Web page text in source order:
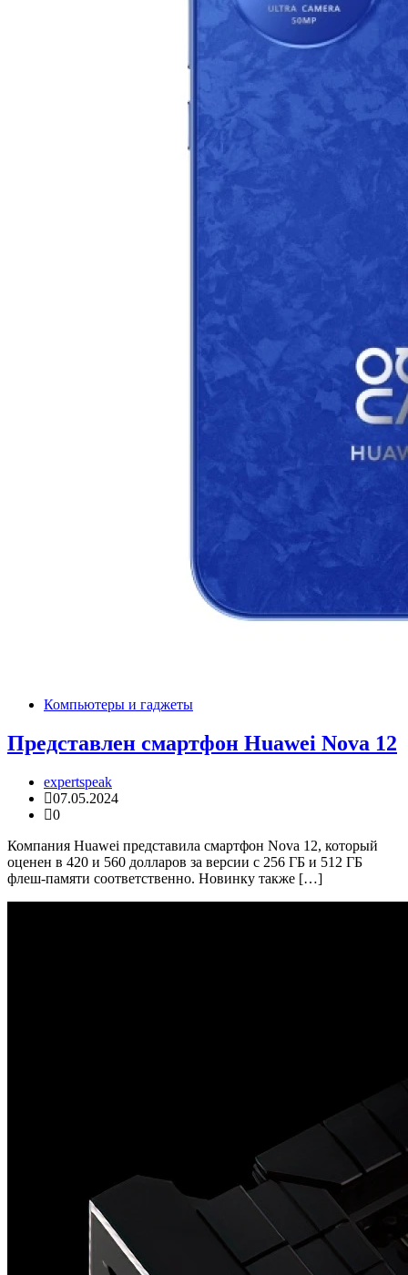
Компьютеры и гаджеты
Представлен смартфон Huawei Nova 12
expertspeak
07.05.2024
0
Компания Huawei представила смартфон Nova 12, который
оценен в 420 и 560 долларов за версии с 256 ГБ и 512 ГБ
флеш-памяти соответственно. Новинку также […]